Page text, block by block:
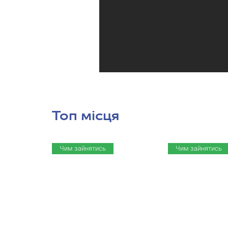
Топ місця
Чим зайнятись Чим зайнятись